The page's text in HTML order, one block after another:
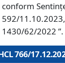
conform
592/
1430/62/2022 ”.
766/